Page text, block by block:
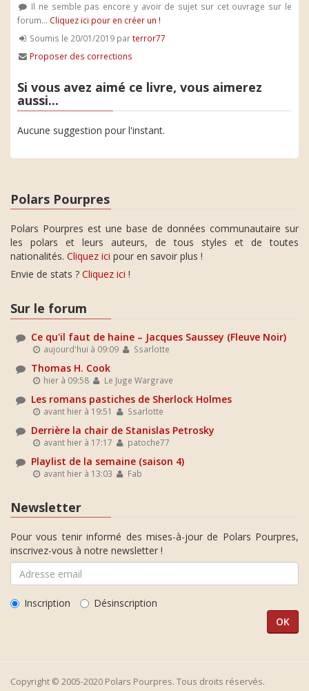
Il ne semble pas encore y avoir de sujet sur cet ouvrage sur le
forum... Cliquez ici pour en créer un !
Soumis le 20/01/2019 parterror77
Proposer des corrections
Si vous avez aimé ce livre, vous aimerez
aussi...
Aucune suggestion pour l'instant.
Polars Pourpres
Polars Pourpres est une base de données communautaire sur
les polars et leurs auteurs, de tous styles et de toutes
nationalités. Cliquez ici pour en savoir plus !
Envie de stats ? Cliquez ici !
Sur le forum
Ce qu'il faut de haine – Jacques Saussey (Fleuve Noir)
aujourd'hui à 09:09 Ssarlotte
Thomas H. Cook
hier à 09:58 Le Juge Wargrave
Les romans pastiches de Sherlock Holmes
avant hier à 19:51 Ssarlotte
Derrière la chair de Stanislas Petrosky
avant hier à 17:17 patoche77
Playlist de la semaine (saison 4)
avant hier à 13:03 Fab
Newsletter
Pour vous tenir informé des mises-à-jour de Polars Pourpres,
inscrivez-vous à notre newsletter !
Inscription Désinscription
Copyright © 2005-2020 Polars Pourpres. Tous droits réservés.